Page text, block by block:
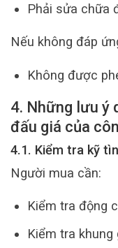
Phải sửa chữa
Nếu không đáp
Không được
4. Những lưu ý
đấu giá của
4.1. Kiểm tra kỹ
Người mua cần:
Kiểm tra động
Kiểm tra khung